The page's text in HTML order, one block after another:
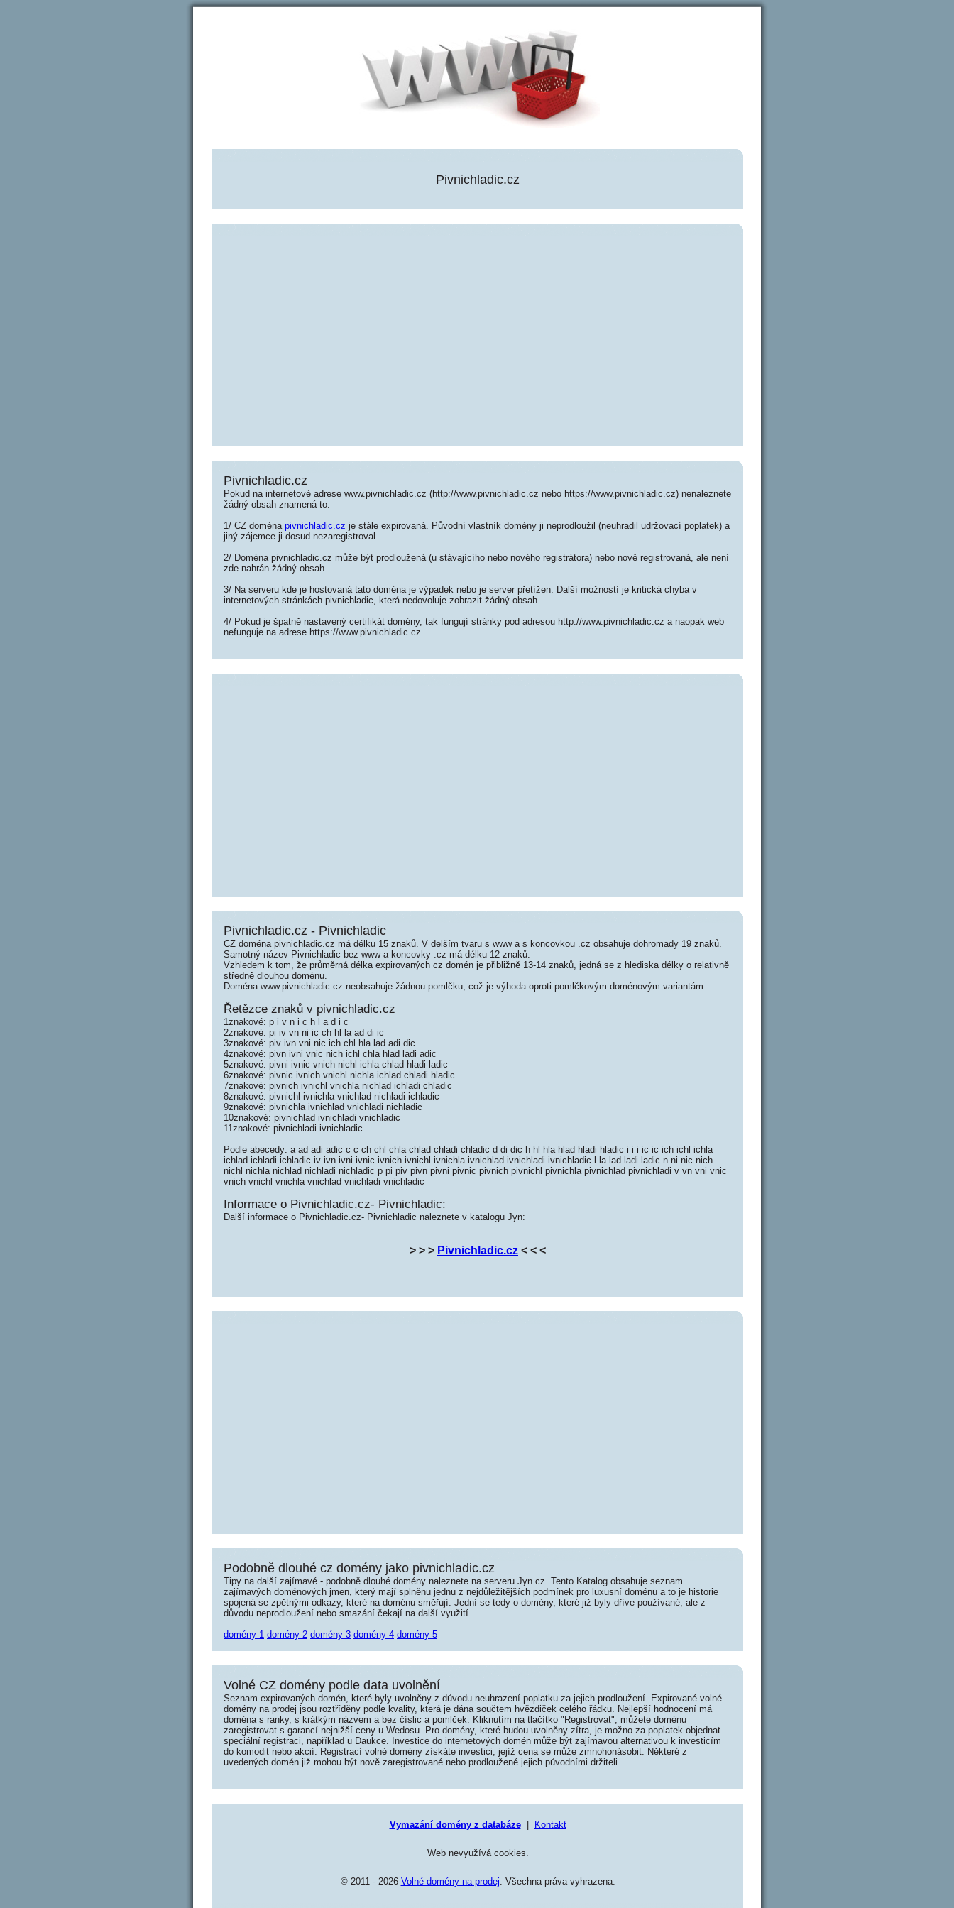
Pivnichladic.cz
Pivnichladic.cz
Pokud na internetové adrese www.pivnichladic.cz (http://www.pivnichladic.cz nebo https://www.pivnichladic.cz) nenaleznete
žádný obsah znamená to:
1/ CZ doména pivnichladic.cz je stále expirovaná. Původní vlastník domény ji neprodloužil (neuhradil udržovací poplatek) a
jiný zájemce ji dosud nezaregistroval.
2/ Doména pivnichladic.cz může být prodloužená (u stávajícího nebo nového registrátora) nebo nově registrovaná, ale není
zde nahrán žádný obsah.
3/ Na serveru kde je hostovaná tato doména je výpadek nebo je server přetížen. Další možností je kritická chyba v
internetových stránkách pivnichladic, která nedovoluje zobrazit žádný obsah.
4/ Pokud je špatně nastavený certifikát domény, tak fungují stránky pod adresou http://www.pivnichladic.cz a naopak web
nefunguje na adrese https://www.pivnichladic.cz.
Pivnichladic.cz - Pivnichladic
CZ doména pivnichladic.cz má délku 15 znaků. V delším tvaru s www a s koncovkou .cz obsahuje dohromady 19 znaků.
Samotný název Pivnichladic bez www a koncovky .cz má délku 12 znaků.
Vzhledem k tom, že průměrná délka expirovaných cz domén je přibližně 13-14 znaků, jedná se z hlediska délky o relativně
středně dlouhou doménu.
Doména www.pivnichladic.cz neobsahuje žádnou pomlčku, což je výhoda oproti pomlčkovým doménovým variantám.
Řetězce znaků v pivnichladic.cz
1znakové: p i v n i c h l a d i c
2znakové: pi iv vn ni ic ch hl la ad di ic
3znakové: piv ivn vni nic ich chl hla lad adi dic
4znakové: pivn ivni vnic nich ichl chla hlad ladi adic
5znakové: pivni ivnic vnich nichl ichla chlad hladi ladic
6znakové: pivnic ivnich vnichl nichla ichlad chladi hladic
7znakové: pivnich ivnichl vnichla nichlad ichladi chladic
8znakové: pivnichl ivnichla vnichlad nichladi ichladic
9znakové: pivnichla ivnichlad vnichladi nichladic
10znakové: pivnichlad ivnichladi vnichladic
11znakové: pivnichladi ivnichladic
Podle abecedy: a ad adi adic c c ch chl chla chlad chladi chladic d di dic h hl hla hlad hladi hladic i i i ic ic ich ichl ichla
ichlad ichladi ichladic iv ivn ivni ivnic ivnich ivnichl ivnichla ivnichlad ivnichladi ivnichladic l la lad ladi ladic n ni nic nich
nichl nichla nichlad nichladi nichladic p pi piv pivn pivni pivnic pivnich pivnichl pivnichla pivnichlad pivnichladi v vn vni vnic
vnich vnichl vnichla vnichlad vnichladi vnichladic
Informace o Pivnichladic.cz- Pivnichladic:
Další informace o Pivnichladic.cz- Pivnichladic naleznete v katalogu Jyn:
> > > Pivnichladic.cz < < <
Podobně dlouhé cz domény jako pivnichladic.cz
Tipy na další zajímavé - podobně dlouhé domény naleznete na serveru Jyn.cz. Tento Katalog obsahuje seznam
zajímavých doménových jmen, který mají splněnu jednu z nejdůležitějších podmínek pro luxusní doménu a to je historie
spojená se zpětnými odkazy, které na doménu směřují. Jední se tedy o domény, které již byly dříve používané, ale z
důvodu neprodloužení nebo smazání čekají na další využití.
domény 1 domény 2 domény 3 domény 4 domény 5
Volné CZ domény podle data uvolnění
Seznam expirovaných domén, které byly uvolněny z důvodu neuhrazení poplatku za jejich prodloužení. Expirované volné
domény na prodej jsou roztříděny podle kvality, která je dána součtem hvězdiček celého řádku. Nejlepší hodnocení má
doména s ranky, s krátkým názvem a bez číslic a pomlček. Kliknutím na tlačítko "Registrovat", můžete doménu
zaregistrovat s garancí nejnižší ceny u Wedosu. Pro domény, které budou uvolněny zítra, je možno za poplatek objednat
speciální registraci, například u Daukce. Investice do internetových domén může být zajímavou alternativou k investicím
do komodit nebo akcií. Registrací volné domény získáte investici, jejíž cena se může zmnohonásobit. Některé z
uvedených domén již mohou být nově zaregistrované nebo prodloužené jejich původními držiteli.
Vymazání domény z databáze| Kontakt
Web nevyužívá cookies.
© 2011 - 2026 Volné domény na prodej. Všechna práva vyhrazena.